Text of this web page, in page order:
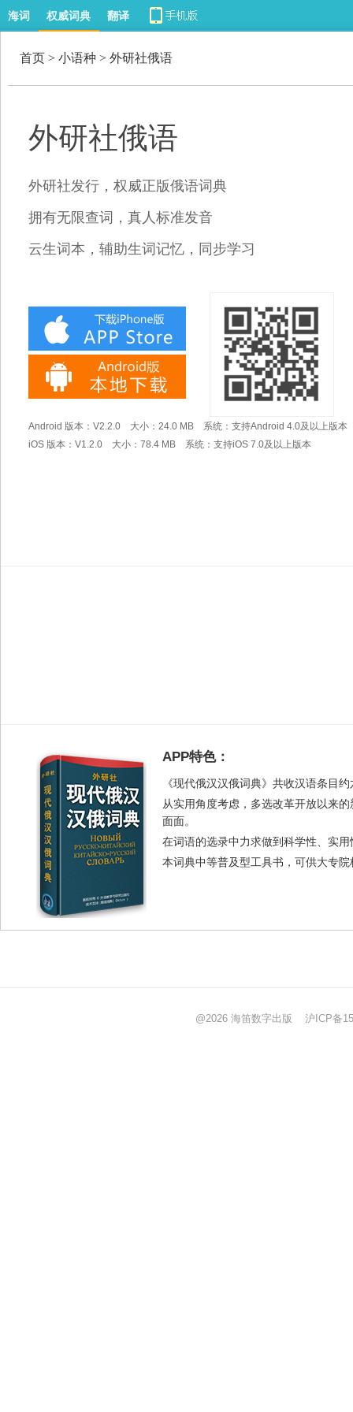
海词 权威词典 翻译
首页 > 小语种 > 外研社俄语
外研社俄语
外研社发行，权威正版俄语词典
拥有无限查词，真人标准发音
云生词本，辅助生词记忆，同步学习
Android 版本：V2.2.0 大小：24.0 MB 系统：支持Android 4.0及以上版本
iOS 版本：V1.2.0 大小：78.4 MB 系统：支持iOS 7.0及以上版本
APP特色：
《现代俄汉汉俄词典》共收汉语条目
从实用角度考虑，多选改革开放以来
面面。
在词语的选录中力求做到科学性、实
本词典中等普及型工具书，可供大专
@2026 海笛数字出版 沪ICP备